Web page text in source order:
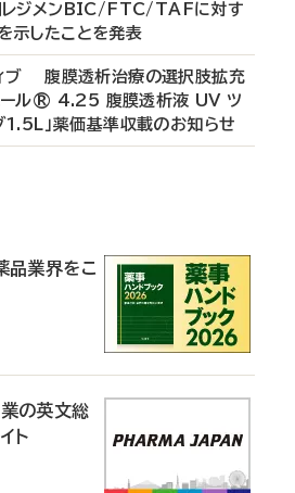
レジメンBIC/FTC/TAFに対す
示したことを発表
ブ 腹膜透析治療の選択肢拡充
ール® 4.25 腹膜透析液 UV ツ
1.5L」薬価基準収載のお知らせ
品業界をこ
の英文総
ト